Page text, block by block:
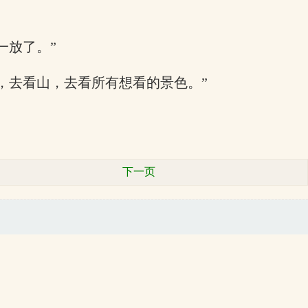
放了。”
去看山，去看所有想看的景色。”
下一页